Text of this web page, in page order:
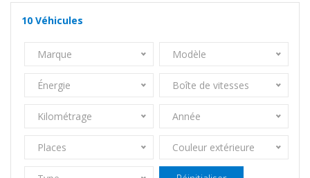
10 Véhicules
Marque Modèle
Énergie Boîte de vitesses
Kilométrage Année
Places Couleur extérieure